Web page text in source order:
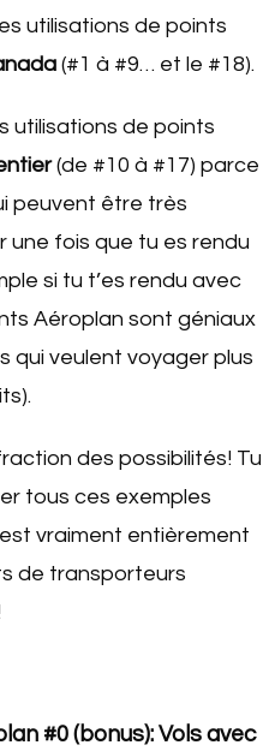
utilisations de points
(#1 à #9… et le #18).
utilisations de points
(de #10 à #17) parce
peuvent être très
une fois que tu es rendu
si tu t’es rendu avec
Aéroplan sont géniaux
qui veulent voyager plus
des possibilités! Tu
tous ces exemples
vraiment entièrement
de transporteurs
#0 (bonus): Vols avec